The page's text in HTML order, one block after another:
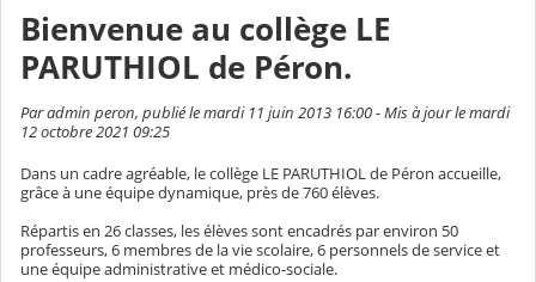
Bienvenue au collège LE
PARUTHIOL de Péron.
Par admin peron, publié le mardi 11 juin 2013 16:00 - Mis à jour le mardi
12 octobre 2021 09:25
Dans un cadre agréable, le collège LE PARUTHIOL de Péron accueille,
grâce à une équipe dynamique, près de 760 élèves.
Répartis en 26 classes, les élèves sont encadrés par environ 50
professeurs, 6 membres de la vie scolaire, 6 personnels de service et
une équipe administrative et médico-sociale.